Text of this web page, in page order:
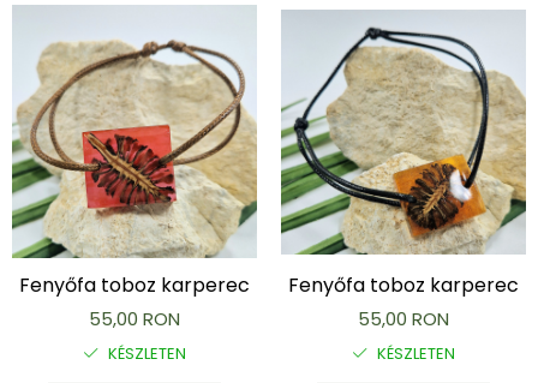
Fenyőfa toboz karperec
55,00 RON
KÉSZLETEN
Fenyőfa toboz karperec
55,00 RON
KÉSZLETEN